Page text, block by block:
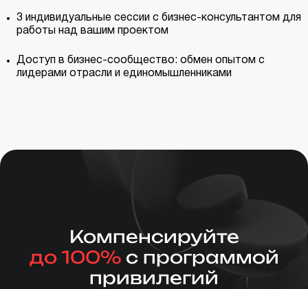
3 индивидуальные сессии с бизнес-консультантом для
работы над вашим проектом
Доступ в бизнес-сообщество: обмен опытом с
лидерами отрасли и единомышленниками
Компенсируйте
до 100%с программой
привилегий